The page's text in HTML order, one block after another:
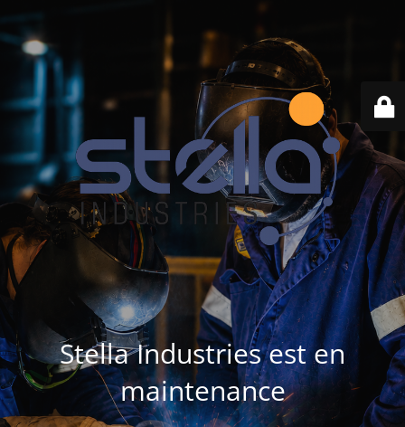
Stella Industries est en
maintenance